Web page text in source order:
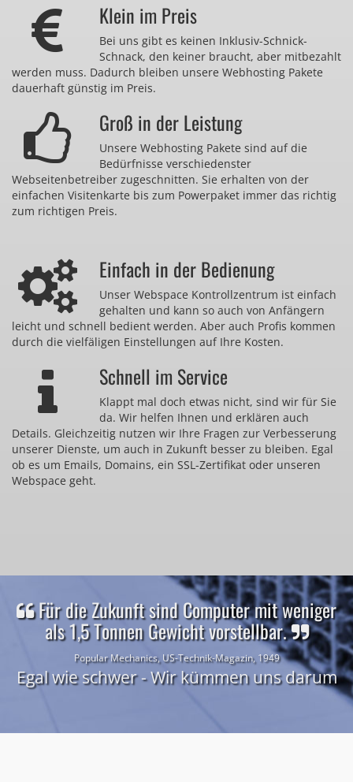
Klein im Preis
Bei uns gibt es keinen Inklusiv-Schnick-
Schnack, den keiner braucht, aber mitbezahlt
werden muss. Dadurch bleiben unsere Webhosting Pakete
dauerhaft günstig im Preis.
Groß in der Leistung
Unsere Webhosting Pakete sind auf die
Bedürfnisse verschiedenster
Webseitenbetreiber zugeschnitten. Sie erhalten von der
einfachen Visitenkarte bis zum Powerpaket immer das richtig
zum richtigen Preis.
Einfach in der Bedienung
Unser Webspace Kontrollzentrum ist einfach
gehalten und kann so auch von Anfängern
leicht und schnell bedient werden. Aber auch Profis kommen
durch die vielfäligen Einstellungen auf Ihre Kosten.
Schnell im Service
Klappt mal doch etwas nicht, sind wir für Sie
da. Wir helfen Ihnen und erklären auch
Details. Gleichzeitig nutzen wir Ihre Fragen zur Verbesserung
unserer Dienste, um auch in Zukunft besser zu bleiben. Egal
ob es um Emails, Domains, ein SSL-Zertifikat oder unseren
Webspace geht.
Für die Zukunft sind Computer mit weniger
als 1,5 Tonnen Gewicht vorstellbar.
Popular Mechanics, US-Technik-Magazin, 1949
Egal wie schwer - Wir kümmen uns darum